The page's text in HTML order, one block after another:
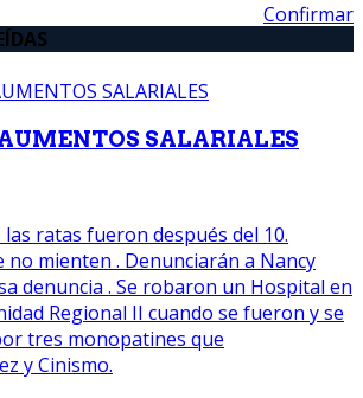
Confirmar
SALARIALES